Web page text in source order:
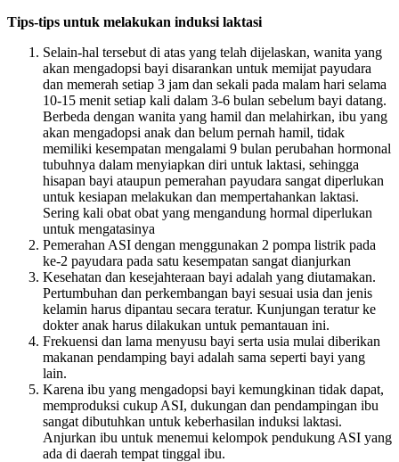
Tips-tips untuk melakukan induksi laktasi
Selain-hal tersebut di atas yang telah dijelaskan, wanita yang
akan mengadopsi bayi disarankan untuk memijat payudara
dan memerah setiap 3 jam dan sekali pada malam hari selama
10-15 menit setiap kali dalam 3-6 bulan sebelum bayi datang.
Berbeda dengan wanita yang hamil dan melahirkan, ibu yang
akan mengadopsi anak dan belum pernah hamil, tidak
memiliki kesempatan mengalami 9 bulan perubahan hormonal
tubuhnya dalam menyiapkan diri untuk laktasi, sehingga
hisapan bayi ataupun pemerahan payudara sangat diperlukan
untuk kesiapan melakukan dan mempertahankan laktasi.
Sering kali obat obat yang mengandung hormal diperlukan
untuk mengatasinya
Pemerahan ASI dengan menggunakan 2 pompa listrik pada
ke-2 payudara pada satu kesempatan sangat dianjurkan
Kesehatan dan kesejahteraan bayi adalah yang diutamakan.
Pertumbuhan dan perkembangan bayi sesuai usia dan jenis
kelamin harus dipantau secara teratur. Kunjungan teratur ke
dokter anak harus dilakukan untuk pemantauan ini.
Frekuensi dan lama menyusu bayi serta usia mulai diberikan
makanan pendamping bayi adalah sama seperti bayi yang
lain.
Karena ibu yang mengadopsi bayi kemungkinan tidak dapat,
memproduksi cukup ASI, dukungan dan pendampingan ibu
sangat dibutuhkan untuk keberhasilan induksi laktasi.
Anjurkan ibu untuk menemui kelompok pendukung ASI yang
ada di daerah tempat tinggal ibu.